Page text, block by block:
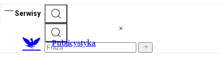
Serwisy
Publicystyka